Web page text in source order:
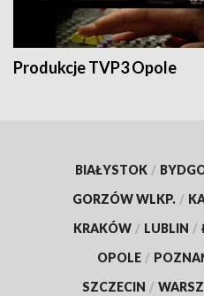
Produkcje TVP3 Opole
BIAŁYSTOK /
GORZÓW WLKP. /
KRAKÓW / LUBLIN /
OPOLE /
SZCZECIN /